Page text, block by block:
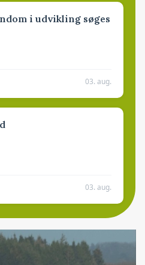
i udvikling søges
03. aug.
03. aug.